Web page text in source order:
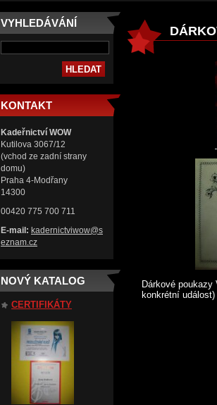
VYHLEDÁVÁNÍ
KONTAKT
Kadeřnictví WOW
Kutilova 3067/12
(vchod ze zadní strany
domu)
Praha 4-Modřany
14300
00420 775 700 711
E-mail: kadernictviwow@s
eznam.cz
NOVÝ KATALOG
CERTIFIKÁTY
Dárkové poukazy
konkrétní událost)